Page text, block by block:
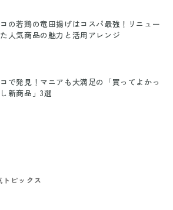
の若鶏の竜田揚げはコスパ最強！リニュー
人気商品の魅力と活用アレンジ
で発見！マニアも大満足の「買ってよかっ
新商品」3選
トピックス